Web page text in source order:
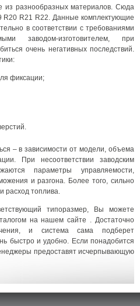
из разнообразных материалов. Сюда
R20 R21 R22. Данные комплектующие
в соответствии с требованиями
заводом-изготовителем, при
очень негативных последствий.
фиксации;
– в зависимости от модели, объема
При несоответствии заводским
параметры управляемости,
и разгона. Более того, сильно
расход топлива.
типоразмер, Вы можете
на нашем сайте . Достаточно
и система сама подберет
быстро и удобно. Если понадобится
предоставят исчерпывающую